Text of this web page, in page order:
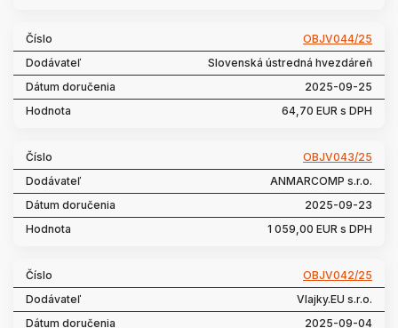
OBJV044/25
Slovenská ústredná hvezdáreň
2025-09-25
64,70 EUR s DPH
OBJV043/25
ANMARCOMP s.r.o.
2025-09-23
1 059,00 EUR s DPH
OBJV042/25
Vlajky.EU s.r.o.
2025-09-04